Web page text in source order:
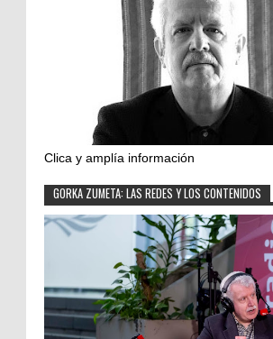
Clica y amplía información
GORKA ZUMETA: LAS REDES Y LOS CONTENIDOS